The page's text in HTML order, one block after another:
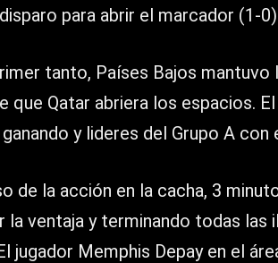
para abrir el marcador (1-
tanto, Países Bajos
que Qatar abriera los espacios.
y lideres del Grupo A con
de la acción en la cacha, 3
la ventaja y terminando todas las
jugador Memphis Depay en el